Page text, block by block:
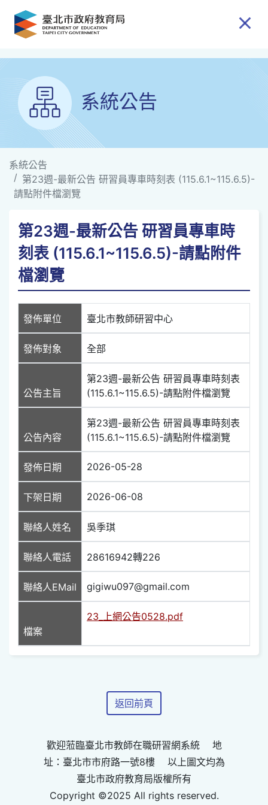
跳到主要內容
系統公告
系統公告
第23週-最新公告 研習員專車時刻表 (115.6.1~115.6.5)-
請點附件檔瀏覽
第23週-最新公告 研習員專車時
刻表 (115.6.1~115.6.5)-請點附件
檔瀏覽
發佈單位 臺北市教師研習中心
發佈對象 全部
公告主旨
第23週-最新公告 研習員專車時刻表
(115.6.1~115.6.5)-請點附件檔瀏覽
公告內容
第23週-最新公告 研習員專車時刻表
(115.6.1~115.6.5)-請點附件檔瀏覽
發佈日期 2026-05-28
下架日期 2026-06-08
聯絡人姓名 吳季琪
聯絡人電話 28616942轉226
聯絡人EMail gigiwu097@gmail.com
檔案
23_上網公告0528.pdf
返回前頁
歡迎蒞臨臺北市教師在職研習網系統 地
址：臺北市市府路一號8樓 以上圖文均為
臺北市政府教育局版權所有
Copyright ©2025 All rights reserved.